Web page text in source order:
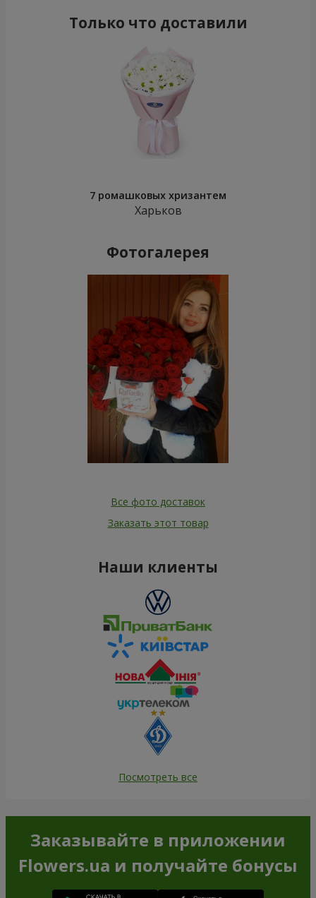
Только что доставили
7 ромашковых хризантем
Харьков
Фотогалерея
Все фото доставок
Заказать этот товар
Наши клиенты
Посмотреть все
Заказывайте в приложении
Flowers.ua и получайте бонусы